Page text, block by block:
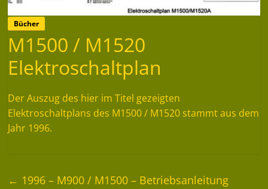
Bücher
M1500 / M1520
Elektroschaltplan
Der Auszug des hier im Titel gezeigten
Elektroschaltplans des M1500 / M1520 stammt aus dem
Jahr 1996.
← 1996 – M900 / M1500 – Betriebsanleitung